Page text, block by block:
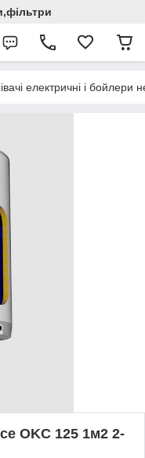
електричні i
OKC 125 1м2 2-